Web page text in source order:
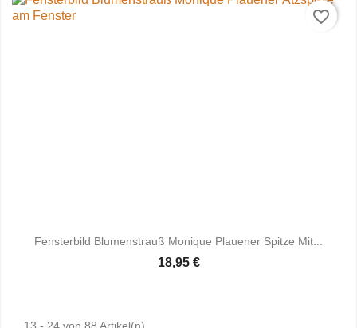
Fensterbild Blumenstrauß Monique Plauener Spitze Mit...
18,95 €
favorite_border